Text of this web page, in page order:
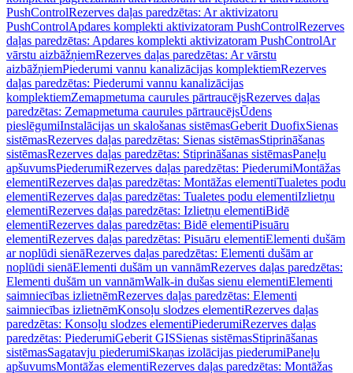
PushControlRezerves daļas paredzētas: Ar aktivizatoru
PushControlApdares komplekti aktivizatoram PushControlRezerves
daļas paredzētas: Apdares komplekti aktivizatoram PushControlAr
vārstu aizbāžņiemRezerves daļas paredzētas: Ar vārstu
aizbāžņiemPiederumi vannu kanalizācijas komplektiemRezerves
daļas paredzētas: Piederumi vannu kanalizācijas
komplektiemZemapmetuma caurules pārtraucējsRezerves daļas
paredzētas: Zemapmetuma caurules pārtraucējsŪdens
pieslēgumiInstalācijas un skalošanas sistēmasGeberit DuofixSienas
sistēmasRezerves daļas paredzētas: Sienas sistēmasStiprināšanas
sistēmasRezerves daļas paredzētas: Stiprināšanas sistēmasPaneļu
apšuvumsPiederumiRezerves daļas paredzētas: PiederumiMontāžas
elementiRezerves daļas paredzētas: Montāžas elementiTualetes podu
elementiRezerves daļas paredzētas: Tualetes podu elementiIzlietņu
elementiRezerves daļas paredzētas: Izlietņu elementiBidē
elementiRezerves daļas paredzētas: Bidē elementiPisuāru
elementiRezerves daļas paredzētas: Pisuāru elementiElementi dušām
ar noplūdi sienāRezerves daļas paredzētas: Elementi dušām ar
noplūdi sienāElementi dušām un vannāmRezerves daļas paredzētas:
Elementi dušām un vannāmWalk-in dušas sienu elementiElementi
saimniecības izlietnēmRezerves daļas paredzētas: Elementi
saimniecības izlietnēmKonsoļu slodzes elementiRezerves daļas
paredzētas: Konsoļu slodzes elementiPiederumiRezerves daļas
paredzētas: PiederumiGeberit GISSienas sistēmasStiprināšanas
sistēmasSagatavju piederumiSkaņas izolācijas piederumiPaneļu
apšuvumsMontāžas elementiRezerves daļas paredzētas: Montāžas